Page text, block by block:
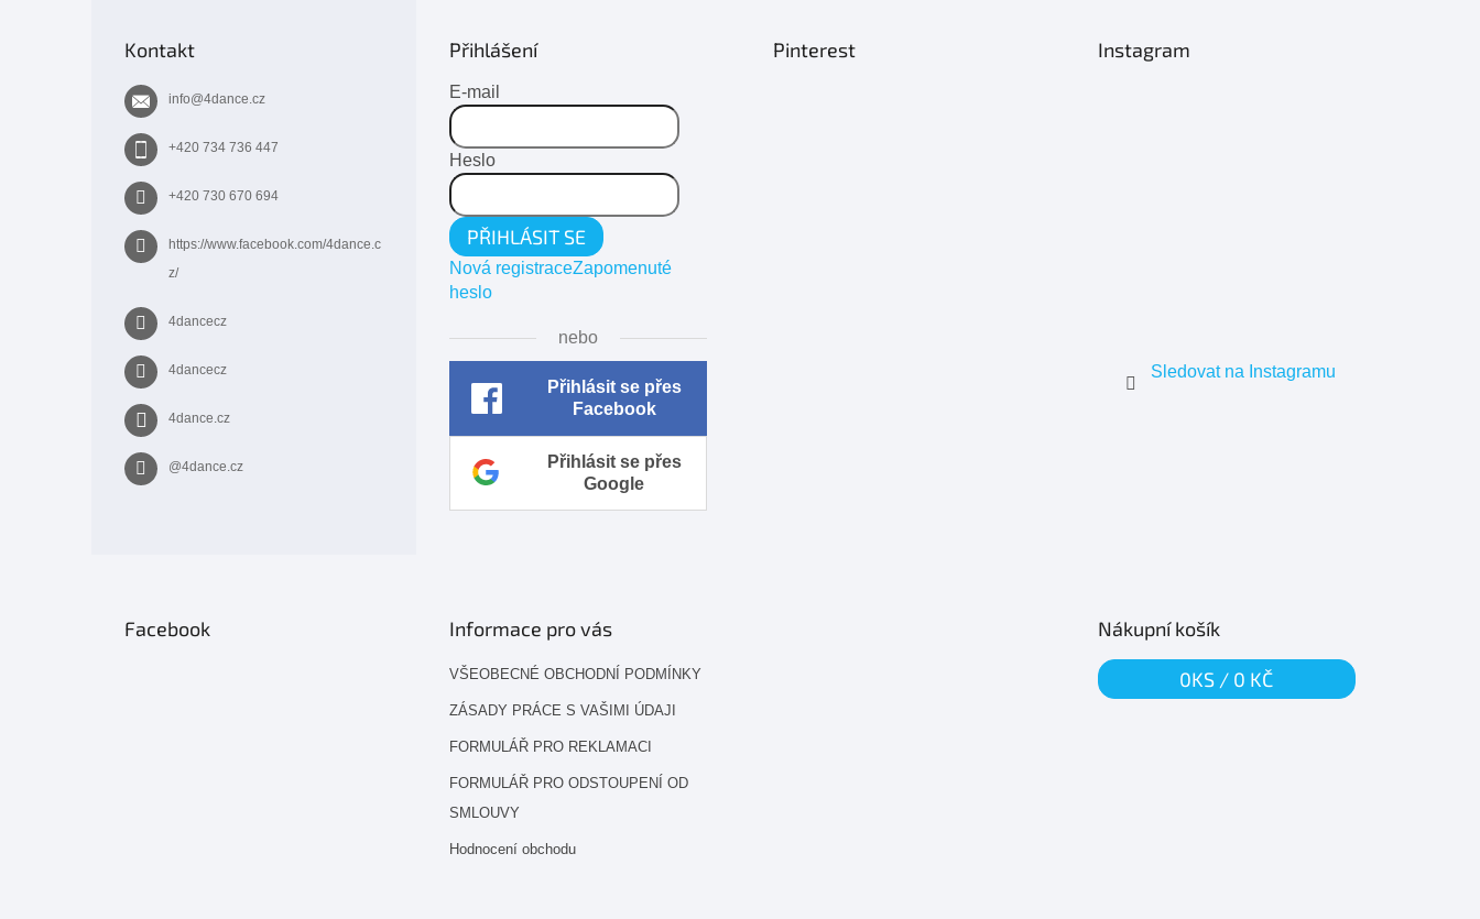
Kontakt
info@4dance.cz
+420 734 736 447
+420 730 670 694
https://www.facebook.com/4dance.c
z/
4dancecz
4dancecz
4dance.cz
@4dance.cz
Přihlášení
E-mail
Heslo
PŘIHLÁSIT SE
Nová registraceZapomenuté
heslo
nebo
Přihlásit se přes
Facebook
Přihlásit se přes
Google
Pinterest Instagram
Sledovat na Instagramu
Facebook Informace pro vás
VŠEOBECNÉ OBCHODNÍ PODMÍNKY
ZÁSADY PRÁCE S VAŠIMI ÚDAJI
FORMULÁŘ PRO REKLAMACI
FORMULÁŘ PRO ODSTOUPENÍ OD
SMLOUVY
Hodnocení obchodu
Nákupní košík
0KS / 0 KČ